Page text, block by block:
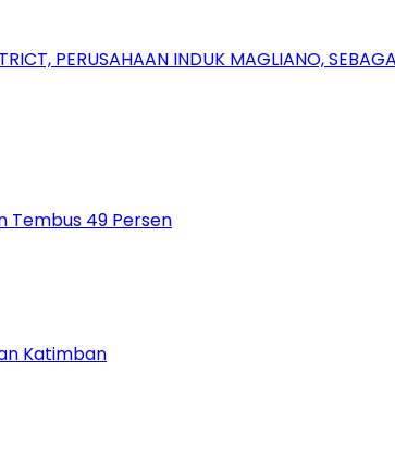
PERUSAHAAN INDUK MAGLIANO,
Tembus 49 Persen
Katimban